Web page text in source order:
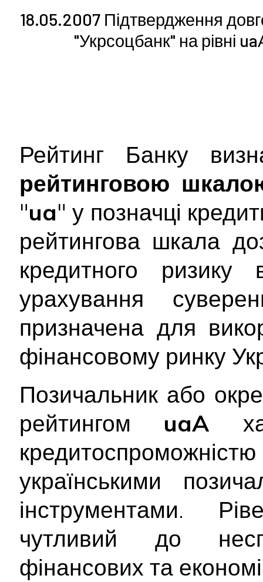
18.05.2007 Підтвердження
"Укрсоцбанк" на рівні
Рейтинг Банку
рейтинговою
"ua" у позначці
рейтингова шкала
кредитного ризику
урахування
призначена для
фінансовому ринку
Позичальник або
рейтингом uaA
українськими
інструментами.
чутливий до
фінансових та